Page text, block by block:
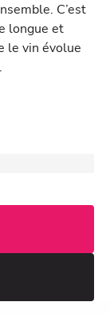
C’est
longue et
le vin évolue